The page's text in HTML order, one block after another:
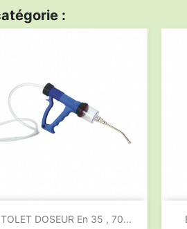
:
DOSEUR En 35 , 70...
Aperçu rapide